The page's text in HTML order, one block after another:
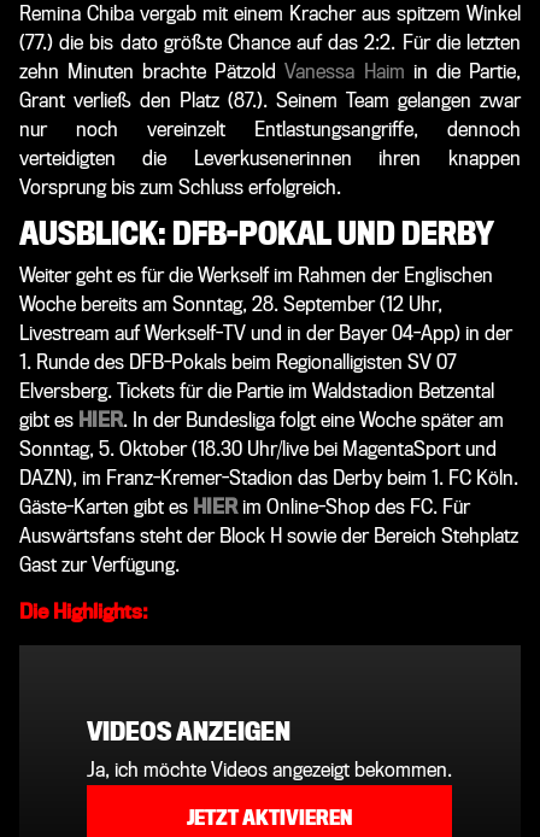
Remina Chiba vergab mit einem Kracher aus spitzem Winkel
(77.) die bis dato größte Chance auf das 2:2. Für die letzten
zehn Minuten brachte PätzoldVanessa Haim in die Partie,
Grant verließ den Platz (87.). Seinem Team gelangen zwar
nur noch vereinzelt Entlastungsangriffe, dennoch
verteidigten die Leverkusenerinnen ihren knappen
Vorsprung bis zum Schluss erfolgreich.
AUSBLICK: DFB-POKAL UND DERBY
Weiter geht es für die Werkself im Rahmen der Englischen
Woche bereits am Sonntag, 28. September (12 Uhr,
Livestream auf Werkself-TV und in der Bayer 04-App) in der
1. Runde des DFB-Pokals beim Regionalligisten SV 07
Elversberg. Tickets für die Partie im Waldstadion Betzental
gibt es HIER. In der Bundesliga folgt eine Woche später am
Sonntag, 5. Oktober (18.30 Uhr/live bei MagentaSport und
DAZN), im Franz-Kremer-Stadion das Derby beim 1. FC Köln.
Gäste-Karten gibt es HIERim Online-Shop des FC. Für
Auswärtsfans steht der Block H sowie der Bereich Stehplatz
Gast zur Verfügung.
Die Highlights:
VIDEOS ANZEIGEN
Ja, ich möchte Videos angezeigt bekommen.
JETZT AKTIVIEREN